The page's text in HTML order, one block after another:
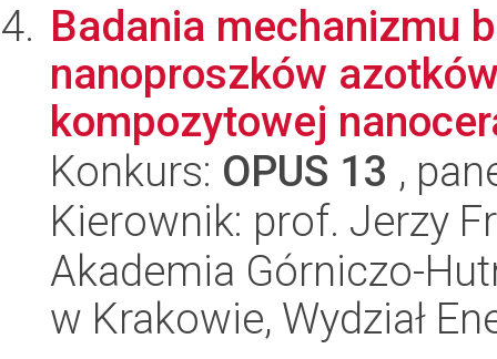
Badania mechanizmu
nanoproszków
kompozytowej
Konkurs: OPUS 13 ,
Kierownik: prof. Jerzy
Akademia Górniczo-
w Krakowie, Wydział